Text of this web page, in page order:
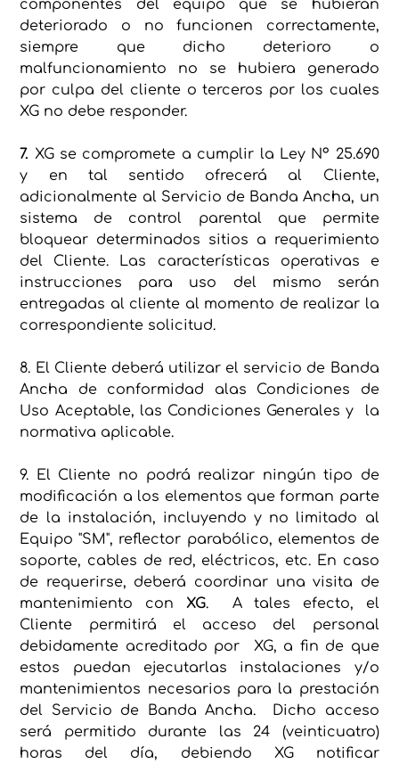
componentes del equipo que se hubieran
deteriorado o no funcionen correctamente,
siempre que dicho deterioro o
malfuncionamiento no se hubiera generado
por culpa del cliente o terceros por los cuales
XG no debe responder.
7. XG se compromete a cumplir la Ley Nº 25.690
y en tal sentido ofrecerá al Cliente,
adicionalmente al Servicio de Banda Ancha, un
sistema de control parental que permite
bloquear determinados sitios a requerimiento
del Cliente. Las características operativas e
instrucciones para uso del mismo serán
entregadas al cliente al momento de realizar la
correspondiente solicitud.
8. El Cliente deberá utilizar el servicio de Banda
Ancha de conformidad alas Condiciones de
Uso Aceptable, las Condiciones Generales y la
normativa aplicable.
9. El Cliente no podrá realizar ningún tipo de
modificación a los elementos que forman parte
de la instalación, incluyendo y no limitado al
Equipo "SM", reflector parabólico, elementos de
soporte, cables de red, eléctricos, etc. En caso
de requerirse, deberá coordinar una visita de
mantenimiento con XG. A tales efecto, el
Cliente permitirá el acceso del personal
debidamente acreditado por XG, a fin de que
estos puedan ejecutarlas instalaciones y/o
mantenimientos necesarios para la prestación
del Servicio de Banda Ancha. Dicho acceso
será permitido durante las 24 (veinticuatro)
horas del día, debiendo XG notificar